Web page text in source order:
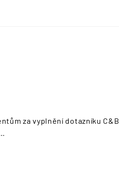
za vyplnění dotazníku C&B